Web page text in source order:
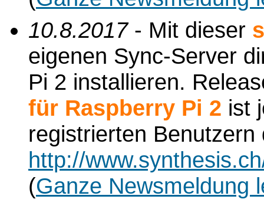
10.8.2017- Mit dieser
eigenen Sync-Server
Pi 2 installieren.
für Raspberry Pi 2 ist
registrierten
http://
(Ganze Newsmeldung